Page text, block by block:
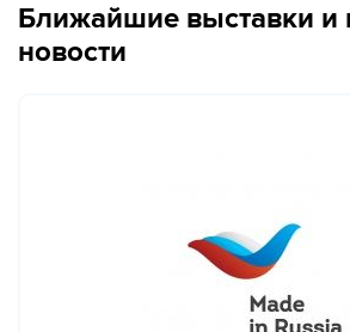
Ближайшие выставки и
новости